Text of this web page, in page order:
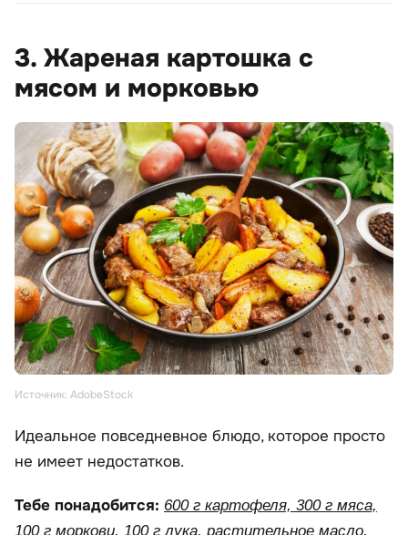
3. Жареная картошка с
мясом и морковью
Источник: AdobeStock
Идеальное повседневное блюдо, которое просто
не имеет недостатков.
Тебе понадобится: 600 г картофеля, 300 г мяса,
100 г моркови, 100 г лука, растительное масло,